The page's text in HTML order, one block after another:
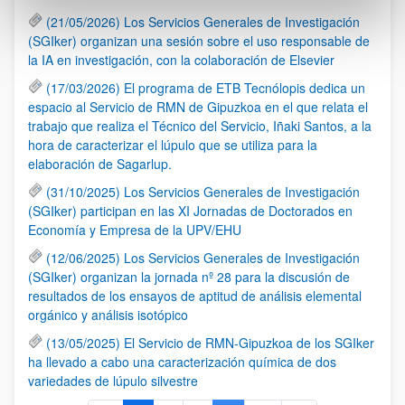
(21/05/2026) Los Servicios Generales de Investigación
(SGIker) organizan una sesión sobre el uso responsable de
la IA en investigación, con la colaboración de Elsevier
(17/03/2026) El programa de ETB Tecnólopis dedica un
espacio al Servicio de RMN de Gipuzkoa en el que relata el
trabajo que realiza el Técnico del Servicio, Iñaki Santos, a la
hora de caracterizar el lúpulo que se utiliza para la
elaboración de Sagarlup.
(31/10/2025) Los Servicios Generales de Investigación
(SGIker) participan en las XI Jornadas de Doctorados en
Economía y Empresa de la UPV/EHU
(12/06/2025) Los Servicios Generales de Investigación
(SGIker) organizan la jornada nº 28 para la discusión de
resultados de los ensayos de aptitud de análisis elemental
orgánico y análisis isotópico
(13/05/2025) El Servicio de RMN-Gipuzkoa de los SGIker
ha llevado a cabo una caracterización química de dos
variedades de lúpulo silvestre